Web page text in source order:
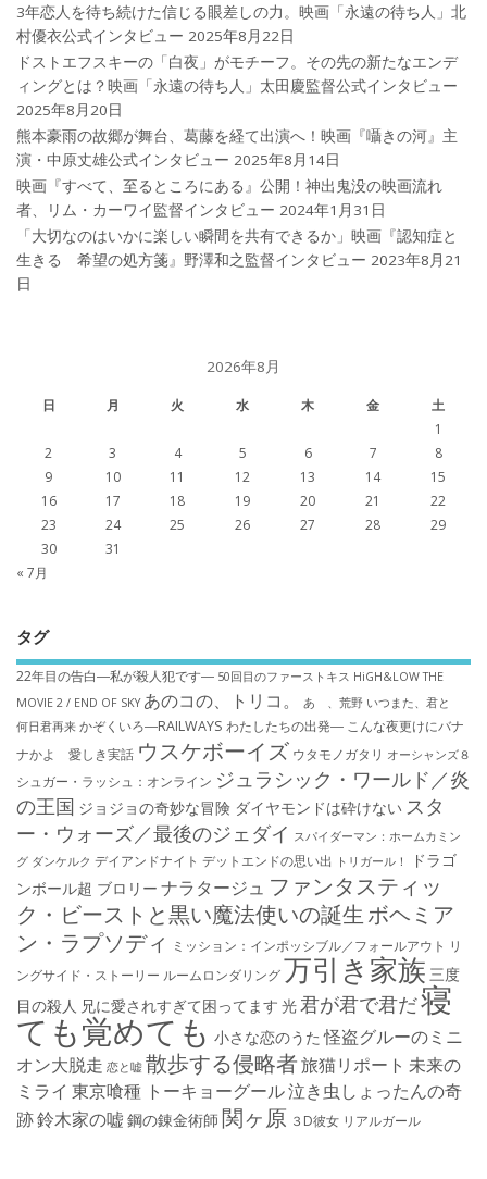
3年恋人を待ち続けた信じる眼差しの力。映画「永遠の待ち人」北
村優衣公式インタビュー 2025年8月22日
ドストエフスキーの「白夜」がモチーフ。その先の新たなエンデ
ィングとは？映画「永遠の待ち人」太田慶監督公式インタビュー
2025年8月20日
熊本豪雨の故郷が舞台、葛藤を経て出演へ！映画『囁きの河』主
演・中原丈雄公式インタビュー 2025年8月14日
映画『すべて、至るところにある』公開！神出鬼没の映画流れ
者、リム・カーワイ監督インタビュー 2024年1月31日
「大切なのはいかに楽しい瞬間を共有できるか」映画『認知症と
生きる 希望の処方箋』野澤和之監督インタビュー 2023年8月21
日
2026年8月
日 月 火 水 木 金
土
1
2
3 4 5 6 7
8
9
10 11 12 13 14
15
16
17 18 19 20 21
22
23
24 25 26 27 28
29
30
31
« 7月
タグ
22年目の告白―私が殺人犯です― 50回目のファーストキス HiGH&LOW THE
MOVIE 2 / END OF SKY あのコの、トリコ。 あゝ、荒野 いつまた、君と
何日君再来 かぞくいろ―RAILWAYS わたしたちの出発― こんな夜更けにバナ
ナかよ 愛しき実話 ウスケボーイズ ウタモノガタリ オーシャンズ８
シュガー・ラッシュ：オ​ンライン ジュラシック・ワールド／炎
の王国 ジョジョの奇妙な冒険 ダイヤモンドは砕けない スタ
ー・ウォーズ／最後のジェダイ スパイダーマン：ホームカミン
グ ダンケルク デイアンドナイト デットエンドの思い出 トリガール！
ドラゴ
ンボール超 ブロリー ナラタージュ ファンタスティッ
ク・ビーストと黒い魔法使いの誕生 ボヘミア
ン・ラプソディ ミッション：インポッシブル／フォールアウト リ
ングサイド・ストーリー ルームロンダリング万引き家族 三度
目の殺人 兄に愛されすぎて困ってます 光君が君で君だ寝
ても覚めても 小さな恋のうた 怪盗グルーのミニ
オン大脱走 恋と嘘 散歩する侵略者旅猫リポート 未来の
ミライ 東京喰種 トーキョーグール泣き虫しょったんの奇
跡鈴木家の嘘 鋼の錬金術師 関ヶ原 ３D彼女 リアルガール